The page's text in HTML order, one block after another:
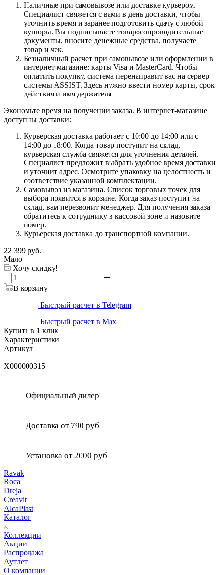
Наличные при самовывозе или доставке курьером.
Специалист свяжется с вами в день доставки, чтобы
уточнить время и заранее подготовить сдачу с любой
купюры. Вы подписываете товаросопроводительные
документы, вносите денежные средства, получаете
товар и чек.
Безналичный расчет при самовывозе или оформлении в
интернет-магазине: карты Visa и MasterCard. Чтобы
оплатить покупку, система перенаправит вас на сервер
системы ASSIST. Здесь нужно ввести номер карты, срок
действия и имя держателя.
Экономьте время на получении заказа. В интернет-магазине
доступны доставки:
Курьерская доставка работает с 10:00 до 14:00 или с
14:00 до 18:00. Когда товар поступит на склад,
курьерская служба свяжется для уточнения деталей.
Специалист предложит выбрать удобное время доставки
и уточнит адрес. Осмотрите упаковку на целостность и
соответствие указанной комплектации.
Самовывоз из магазина. Список торговых точек для
выбора появится в корзине. Когда заказ поступит на
склад, вам перезвонит менеджер. Для получения заказа
обратитесь к сотруднику в кассовой зоне и назовите
номер.
Курьерская доставка до транспортной компании.
22 399 руб.
Мало
Хочу скидку!
В корзину
Быстрый расчет в Telegram
Быстрый расчет в Max
Купить в 1 клик
Характеристики
Артикул
—
X000000315
Официальный дилер
Доставка от 790 руб
Установка от 2000 руб
Ravak
Roca
Dreja
Creavit
AlcaPlast
Каталог
Коллекции
Акции
Распродажа
Аутлет
О компании